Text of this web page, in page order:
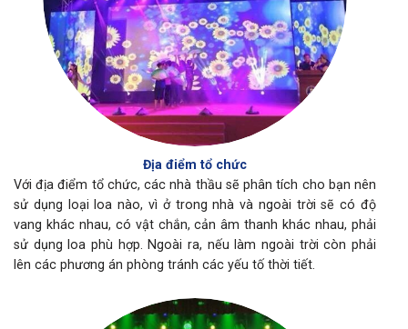
Địa điểm tổ chức
Với địa điểm tổ chức, các nhà thầu sẽ phân tích cho bạn nên
sử dụng loại loa nào, vì ở trong nhà và ngoài trời sẽ có độ
vang khác nhau, có vật chắn, cản âm thanh khác nhau, phải
sử dụng loa phù hợp. Ngoài ra, nếu làm ngoài trời còn phải
lên các phương án phòng tránh các yếu tố thời tiết.